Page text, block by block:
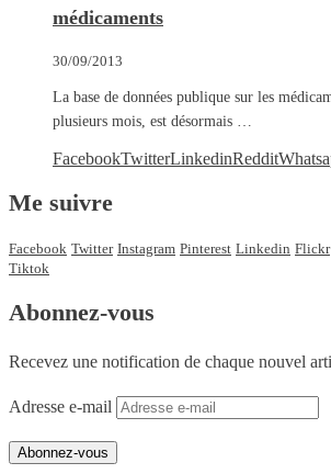
médicaments
30/09/2013
La base de données publique sur les
plusieurs mois, est désormais …
FacebookTwitterLinkedinReddit
Me suivre
Facebook Twitter Instagram Pinterest Linkedin Flickr
Tiktok
Abonnez-vous
Recevez une notification de chaque nouvel
Adresse e-mail
Abonnez-vous